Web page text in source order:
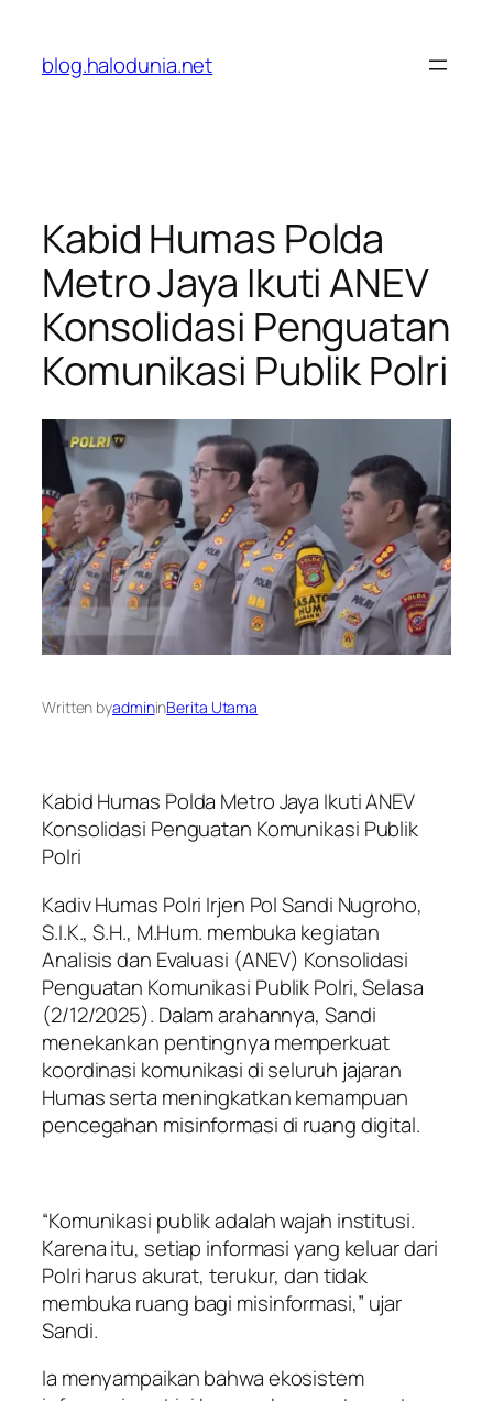
konten
blog.halodunia.net
Kabid Humas Polda
Metro Jaya Ikuti ANEV
Konsolidasi Penguatan
Komunikasi Publik Polri
Written byadmininBerita Utama
Kabid Humas Polda Metro Jaya Ikuti ANEV
Konsolidasi Penguatan Komunikasi Publik
Polri
Kadiv Humas Polri Irjen Pol Sandi Nugroho,
S.I.K., S.H., M.Hum. membuka kegiatan
Analisis dan Evaluasi (ANEV) Konsolidasi
Penguatan Komunikasi Publik Polri, Selasa
(2/12/2025). Dalam arahannya, Sandi
menekankan pentingnya memperkuat
koordinasi komunikasi di seluruh jajaran
Humas serta meningkatkan kemampuan
pencegahan misinformasi di ruang digital.
“Komunikasi publik adalah wajah institusi.
Karena itu, setiap informasi yang keluar dari
Polri harus akurat, terukur, dan tidak
membuka ruang bagi misinformasi,” ujar
Sandi.
Ia menyampaikan bahwa ekosistem